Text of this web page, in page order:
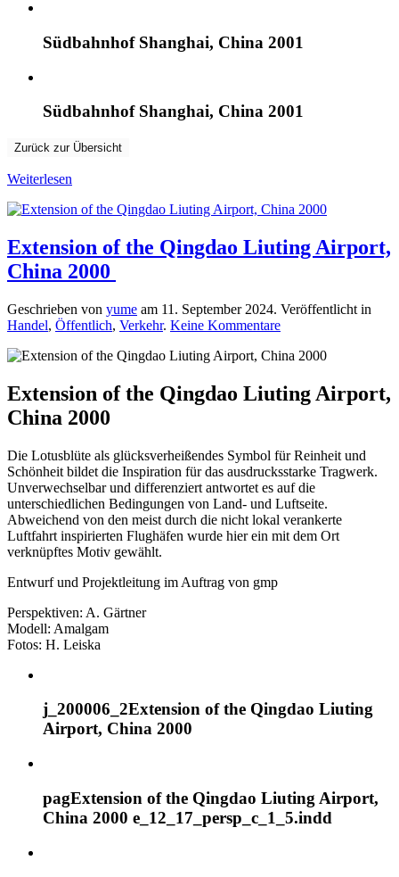
Südbahnhof Shanghai, China 2001
Südbahnhof Shanghai, China 2001
Zurück zur Übersicht
Weiterlesen
Extension of the Qingdao Liuting Airport,
China 2000
Geschrieben von yume am 11. September 2024. Veröffentlicht in
Handel, Öffentlich, Verkehr. Keine Kommentarezu
of
Qingdao
Liuting
2000
Extension of the Qingdao Liuting Airport,
China 2000
Die Lotusblüte als glücksverheißendes Symbol für Reinheit und
Schönheit bildet die Inspiration für das ausdrucksstarke Tragwerk.
Unverwechselbar und differenziert antwortet es auf die
unterschiedlichen Bedingungen von Land- und Luftseite.
Abweichend von den meist durch die nicht lokal verankerte
Luftfahrt inspirierten Flughäfen wurde hier ein mit dem Ort
verknüpftes Motiv gewählt.
Entwurf und Projektleitung im Auftrag von gmp
Perspektiven: A. Gärtner
Modell: Amalgam
Fotos: H. Leiska
j_200006_2Extension of the Qingdao Liuting
Airport, China 2000
pagExtension of the Qingdao Liuting Airport,
China 2000 e_12_17_persp_c_1_5.indd